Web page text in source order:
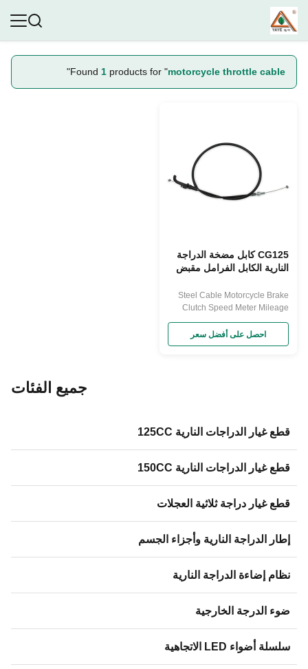
Found 1 products for "motorcycle throttle cable
"
CG125 كابل مضخة الدراجة
النارية الكابل الفرامل مقبض
Steel Cable Motorcycle Brake
Clutch Speed Meter Mileage
Cable Throttle Cable for Product
Product Paramenters
احصل على أفضل سعر
جميع الفئات
قطع غيار الدراجات النارية 125CC
قطع غيار الدراجات النارية 150CC
قطع غيار دراجة ثلاثية العجلات
إطار الدراجة النارية وأجزاء الجسم
نظام إضاءة الدراجة النارية
ضوء الدرجة الخارجية
سلسلة أضواء LED الاتجاهية